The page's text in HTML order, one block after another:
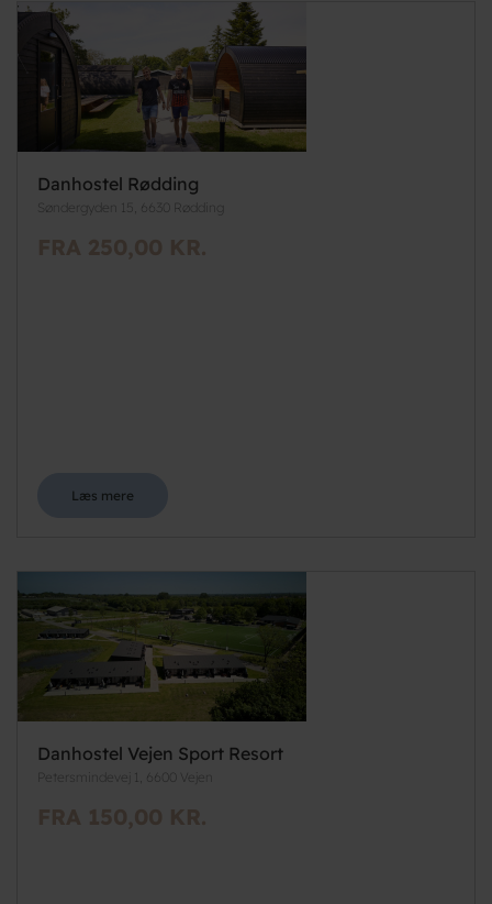
Danhostel Rødding
Søndergyden 15, 6630 Rødding
FRA 250,00 KR.
Læs mere
Danhostel Vejen Sport Resort
Petersmindevej 1, 6600 Vejen
FRA 150,00 KR.